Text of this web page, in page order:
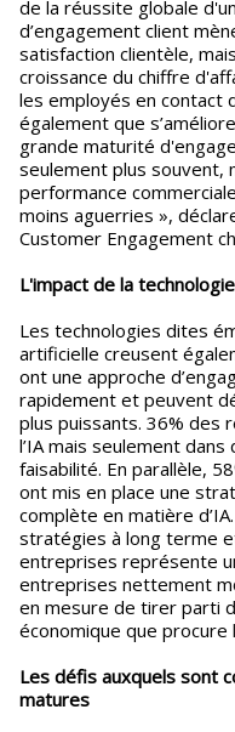
de la réussite globale
d’engagement client
satisfaction clientèle,
croissance du chiffre
les employés en contact
également que
grande maturité
seulement plus souvent,
performance
moins aguerries »,
Customer Engagement
L'impact de la technologie
Les technologies dites
artificielle creusent
ont une approche
rapidement et peuvent
plus puissants. 36% des
l’IA mais seulement
faisabilité. En parallèle,
ont mis en place une
complète en matière
stratégies à long terme
entreprises représente
entreprises nettement
en mesure de tirer parti
économique que procure
Les défis auxquels sont
matures